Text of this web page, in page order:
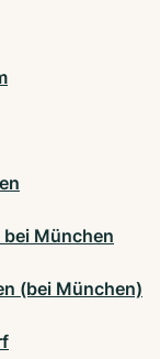
München
(bei München)